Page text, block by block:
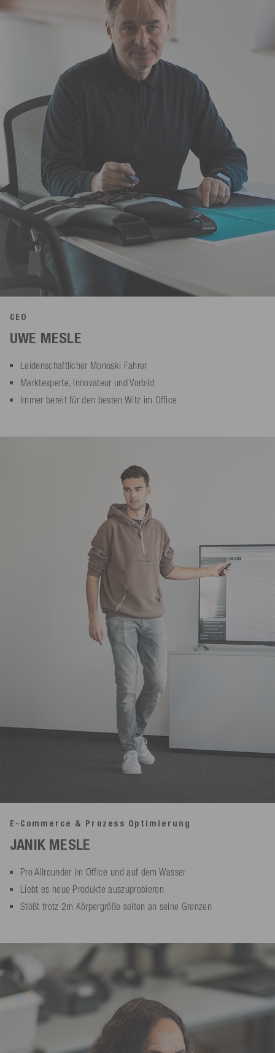
CEO
UWE MESLE
Leidenschaftlicher Monoski Fahrer
Marktexperte, Innovateur und Vorbild
Immer bereit für den besten Witz im Office
E-Commerce & Prozess Optimierung
JANIK MESLE
Pro Allrounder im Office und auf dem Wasser
Liebt es neue Produkte auszuprobieren
Stößt trotz 2m Körpergröße selten an seine Grenzen